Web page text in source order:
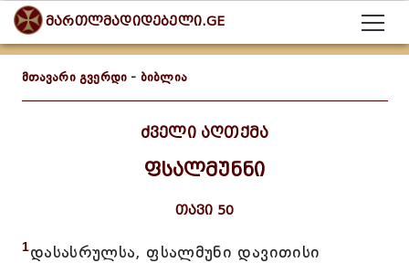
მართლმადიდებელი.GE
მთავარი გვერდი - ბიბლია
ძველი აღთქმა
ფსალმუნნი
თავი 50
1დასასრულსა, ფსალმუნი დავითისი